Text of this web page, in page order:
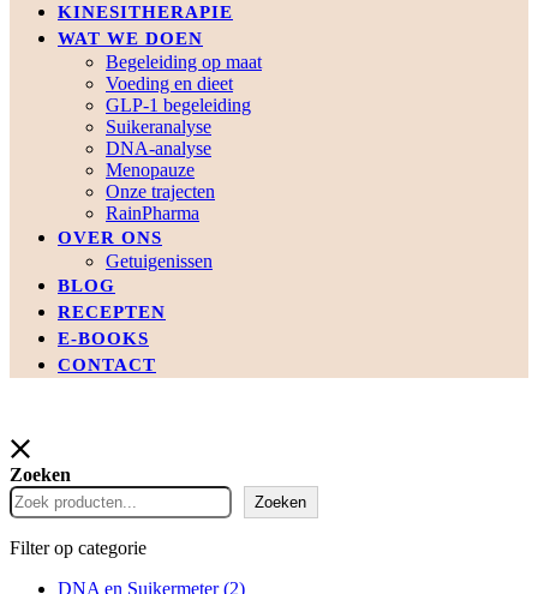
KINESITHERAPIE
WAT WE DOEN
Begeleiding op maat
Voeding en dieet
GLP-1 begeleiding
Suikeranalyse
DNA-analyse
Menopauze
Onze trajecten
RainPharma
OVER ONS
Getuigenissen
BLOG
RECEPTEN
E-BOOKS
CONTACT
Zoeken
Zoeken
Filter op categorie
DNA en Suikermeter(2)